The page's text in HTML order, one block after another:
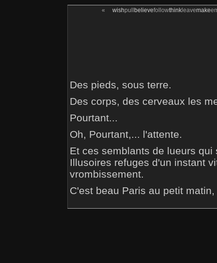
« wishpull believefollowthinkleavemake
Des pieds, sous terre.
Des corps, des cerveaux les
Pourtant...
Oh, Pourtant,... l'attente.
Et ces semblants de lueurs
Illusoires refuges d'un instant
vrombissement.
C'est beau Paris au petit